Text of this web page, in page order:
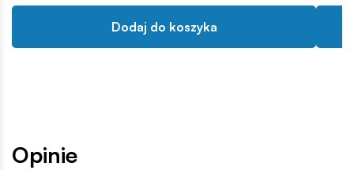
Dodaj do koszyka
Opinie